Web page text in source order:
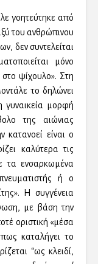
γοητεύτηκε από
του ανθρώπινου
δεν συντελείται
μόνο
στο ψίχουλο». Στη
το δηλώνει
γυναικεία μορφή
της αιώνιας
κατανοεί είναι ο
καλύτερα τις
τα ενσαρκωμένα
ή ο
Η συγγένεια
με βάση την
οριστική «μέσα
καταλήγει το
“ως κλειδί,